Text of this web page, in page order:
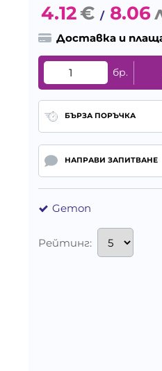
4.12€ / 8.06
Доставка и
бр.
БЪРЗА ПОРЪЧКА
НАПРАВИ ЗАПИТВАНЕ
Gemon
Рейтинг: